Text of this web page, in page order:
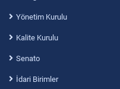
Yönetim Kurulu
Kalite Kurulu
Senato
İdari Birimler